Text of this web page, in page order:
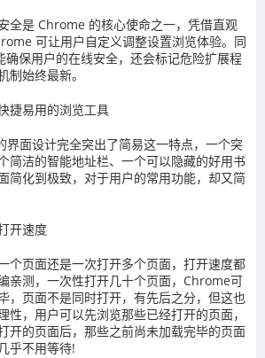
全是 Chrome 的核心使命之一，凭借直观
可让用户自定义调整设置浏览体验。同
确保用户的在线安全，还会标记危险扩展程
制始终最新。
捷易用的浏览工具
界面设计完全突出了简易这一特点，一个突
简洁的智能地址栏、一个可以隐藏的好用书
简化到极致，对于用户的常用功能，却又简
开速度
个页面还是一次打开多个页面，打开速度都
亲测，一次性打开几十个页面，Chrome可
，页面不是同时打开，有先后之分，但这也
性，用户可以先浏览那些已经打开的页面，
开的页面后，那些之前尚未加载完毕的页面
乎不用等待!